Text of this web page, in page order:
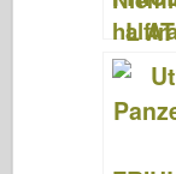
4500R
L